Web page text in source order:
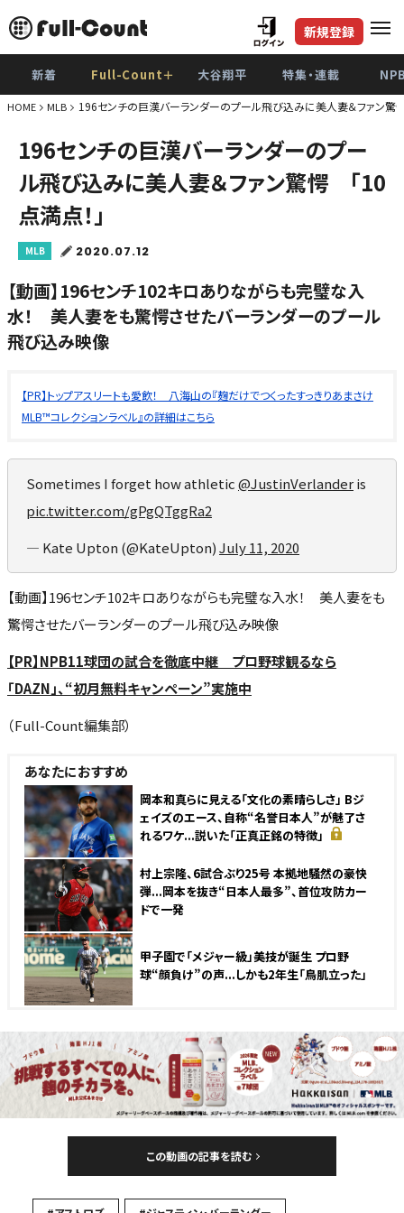
新規登録
新着 Full-Count＋ 大谷翔平 特集・連載
HOME MLB 196センチの巨漢バーランダーのプール飛び込みに美人妻＆ファン驚
196センチの巨漢バーランダーのプー
ル飛び込みに美人妻＆ファン驚愕 「10
点満点！」
MLB 2020.07.12
【動画】196センチ102キロありながらも完璧な入
水！ 美人妻をも驚愕させたバーランダーのプール
飛び込み映像
【PR】トップアスリートも愛飲！ 八海山の『麹だけでつくったすっきりあまさけ
MLB™コレクションラベル』の詳細はこちら
Sometimes I forget how athletic@JustinVerlanderis
pic.twitter.com/gPgQTggRa2
— Kate Upton (@KateUpton)July 11, 2020
【動画】196センチ102キロありながらも完璧な入水！ 美人妻をも
驚愕させたバーランダーのプール飛び込み映像
【PR】NPB11球団の試合を徹底中継 プロ野球観るなら
「DAZN」、“初月無料キャンペーン”実施中
（Full-Count編集部）
あなたにおすすめ
岡本和真らに見える「文化の素晴らしさ」 Bジ
ェイズのエース、自称“名誉日本人”が魅了さ
れるワケ...説いた「正真正銘の特徴」
村上宗隆、6試合ぶり25号 本拠地騒然の豪快
弾...岡本を抜き“日本人最多”、首位攻防カー
ドで一発
甲子園で「メジャー級」美技が誕生 プロ野
球“顔負け”の声...しかも2年生「鳥肌立った」
この動画の記事を読む